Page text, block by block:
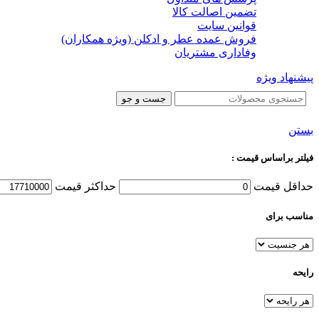
تضمین اصالت کالا
قوانین سایت
فروش عمده عطر و ادکلن (ویژه همکاران)
وفاداری مشتریان
پیشنهاد ویژه
جست و جو
بستن
فیلتر براساس قیمت :
حداقل قیمت حداكثر قيمت
مناسب برای
رایحه